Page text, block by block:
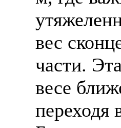
вес
части.
весе
переходя